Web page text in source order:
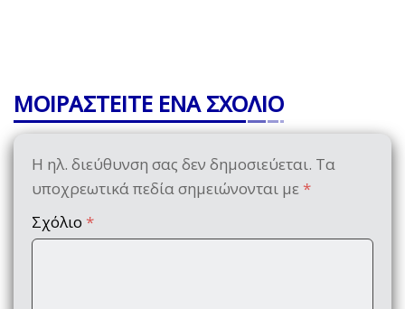
ΜΟΙΡΑΣΤΕΙΤΕ ΕΝΑ ΣΧΟΛΙΟ
Η ηλ. διεύθυνση σας δεν δημοσιεύεται. Τα
υποχρεωτικά πεδία σημειώνονται με *
Σχόλιο *